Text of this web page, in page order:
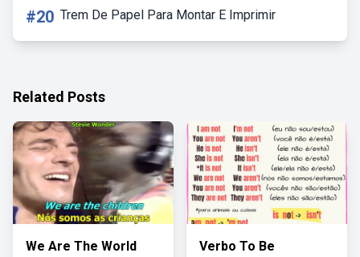
#20 Trem De Papel Para Montar E Imprimir
Related Posts
We Are The World
Verbo To Be